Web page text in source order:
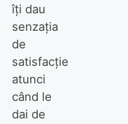
îți dau
senzația
de
satisfacție
atunci
când le
dai de